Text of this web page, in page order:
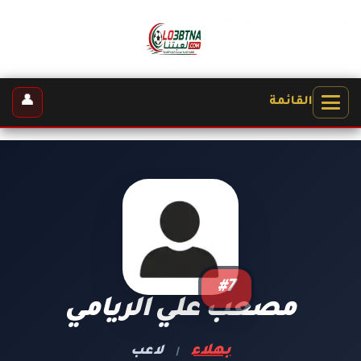
القائمة 👤
#7
مصعب علي الريامي
بهلاء | لاعب